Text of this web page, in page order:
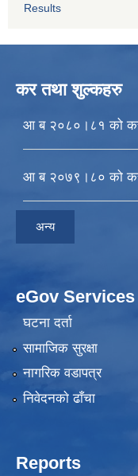
Results
कर तथा शुल्कहरु
आ ब २०८०।८१ को
आ ब २०७९।८० को
अन्य
eGov Services
घटना दर्ता
सामाजिक सुरक्षा
नागरिक वडापत्र
निवेदनकाे ढाँचा
Reports